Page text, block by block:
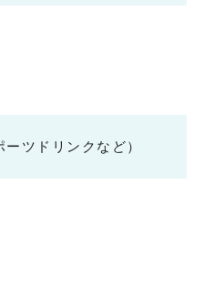
ツドリンクなど）